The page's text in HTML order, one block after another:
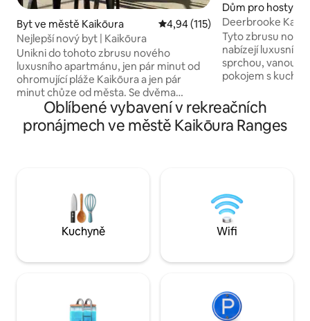
Byt ve městě Kaikōura Průměrné hodnocení 4,94 z 5,
4,94 (115)
Nejlepší nový byt | Kaikōura
Unikni do tohoto zbrusu nového
luxusního apartmánu, jen pár minut od
ohromující pláže Kaikōura a jen pár
minut chůze od města. Se dvěma
ložnicemi s manželskou postelí King,
luxusním ložním prádlem a v případě
potřeby rozkládací pohovkou s
kávovar Nespresso a Wi-Fi, to je
pobřežní život v té nejlepší kvalitě.
Odpočiň si ve velkém stylu se vším, co
můžeš hodit kameny — tvůj vysněný
Dům pro hosty ve
ikoura Flat
Deerbrooke
1
Tyto zbrusu nové
nabízejí luxusní
sprchou, vanou a
pokojem s
televizi s kanály
spoustu
a vlastní
delfíny, plavání s
Oblíbené vybavení v rekreačních
pronájmech ve městě Kaikōura Ranges
Kuchyně Wifi